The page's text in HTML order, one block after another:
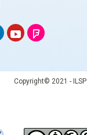
Copyright© 2021 - ILSP